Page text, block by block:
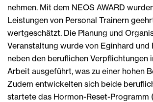
nehmen. Mit dem NEOS AWARD
Leistungen von Personal Trainern
wertgeschätzt. Die Planung und
Veranstaltung wurde von Eginhard und
neben den beruflichen Verpflichtungen
Arbeit ausgeführt, was zu einer hohen
Zudem entwickelten sich beide
startete das Hormon-Reset-Programm (